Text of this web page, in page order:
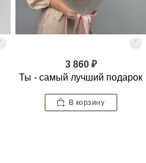
3 860 ₽
Ты - самый лучший подарок
В корзину